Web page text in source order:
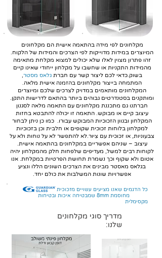
מקלחונים לפי מידה בהתאמה אישית הם מקלחונים
המיוצרים במידות מדוייקות לפי הצרכים והמידות של הלקוח.
זהו פתרון מצוין לאלו שלא יכולים למצוא מקלחת מתאימה
מהמידות התקניות או שחשבו על מקלחון ייחודי שאינו קיים
בשוק.כדאי לכם ליצור קשר עם חברת גלאס מסטר,
המתמחה בייצור מקלחונים בהזמנה אישית מלאה.
המקלחונים מותאמים במדויק לצרכים שלכם ומיוצרים
ומותקנים בסטנדרטים גבוהים ביותר בהתאם לדרישות התקן.
חברתנו גם מתכננת מקלחונים עם התאמה מלאה לסגנון
עיצוב קיים או מבוקש. התאמה זו יכולה להתבטא בחזות
המקלחון ובגוון הזכוכיות המבוקש עבורו. כמו כן ניתן לבחור
למקלחון בלוחות זכוכית שקופים או חלבית וכן בזכוכיות
צבעוניות, או זכוכית עם צִיוּר.לא להתפשר לא על נוחות ולא על
עיצוב – שניהם אפשריים במקלחונים בהתאמה אישית.
לקוחות רבים למשל, מעדיפים שלפחות חלק מהמקלחון יהיה
אטום ולא שקוף וכך נשמרת תחושת הפרטיות במקלחת. אנו
בגלאס מאסטר מבינים את הצרכים השונים הללו ונציע
אפשרויות שונות המשלבות את כולם יחד.
כל הדגמים שאנו מציעים עשויים מזכוכית
מחוסמת 8mm שמבטיחה איכות ובטיחות
מקסימלית
מדריך סוגי מקלחונים
שלנו: